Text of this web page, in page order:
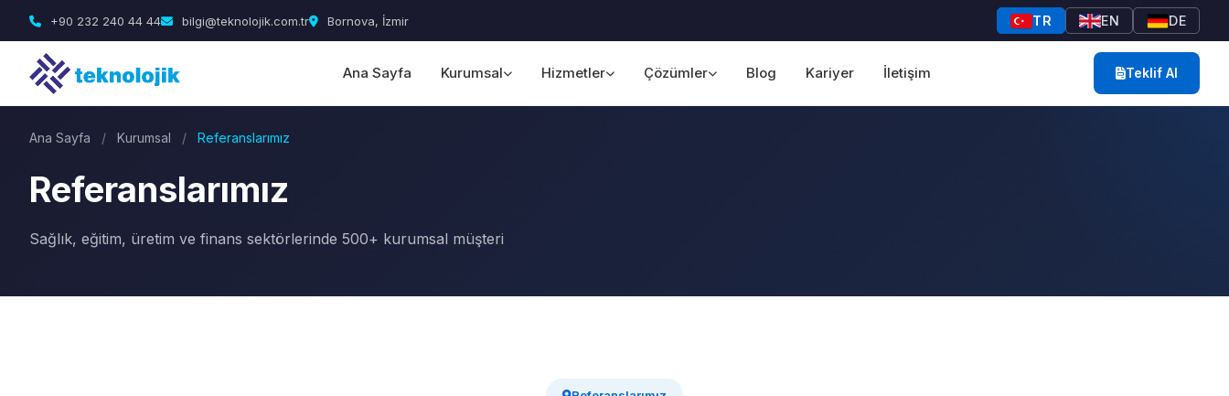
+90 232 240 44 44 bilgi@teknolojik.com.tr Bornova, İzmir TR EN DE
Ana Sayfa Kurumsal Hizmetler Çözümler Blog Kariyer İletişim Teklif Al
Ana Sayfa / Kurumsal / Referanslarımız
Referanslarımız
Sağlık, eğitim, üretim ve finans sektörlerinde 500+ kurumsal müşteri